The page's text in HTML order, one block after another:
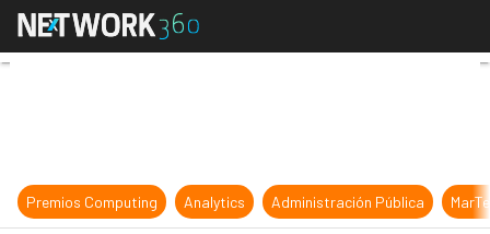
Cómo la automatización de
Premios Computing Analytics Administración Pública